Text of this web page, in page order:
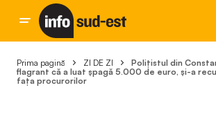
Prima pagină ZI DE ZI
Polițistul din
flagrant că a luat șpagă 5.000 de euro, și-a
fața procurorilor